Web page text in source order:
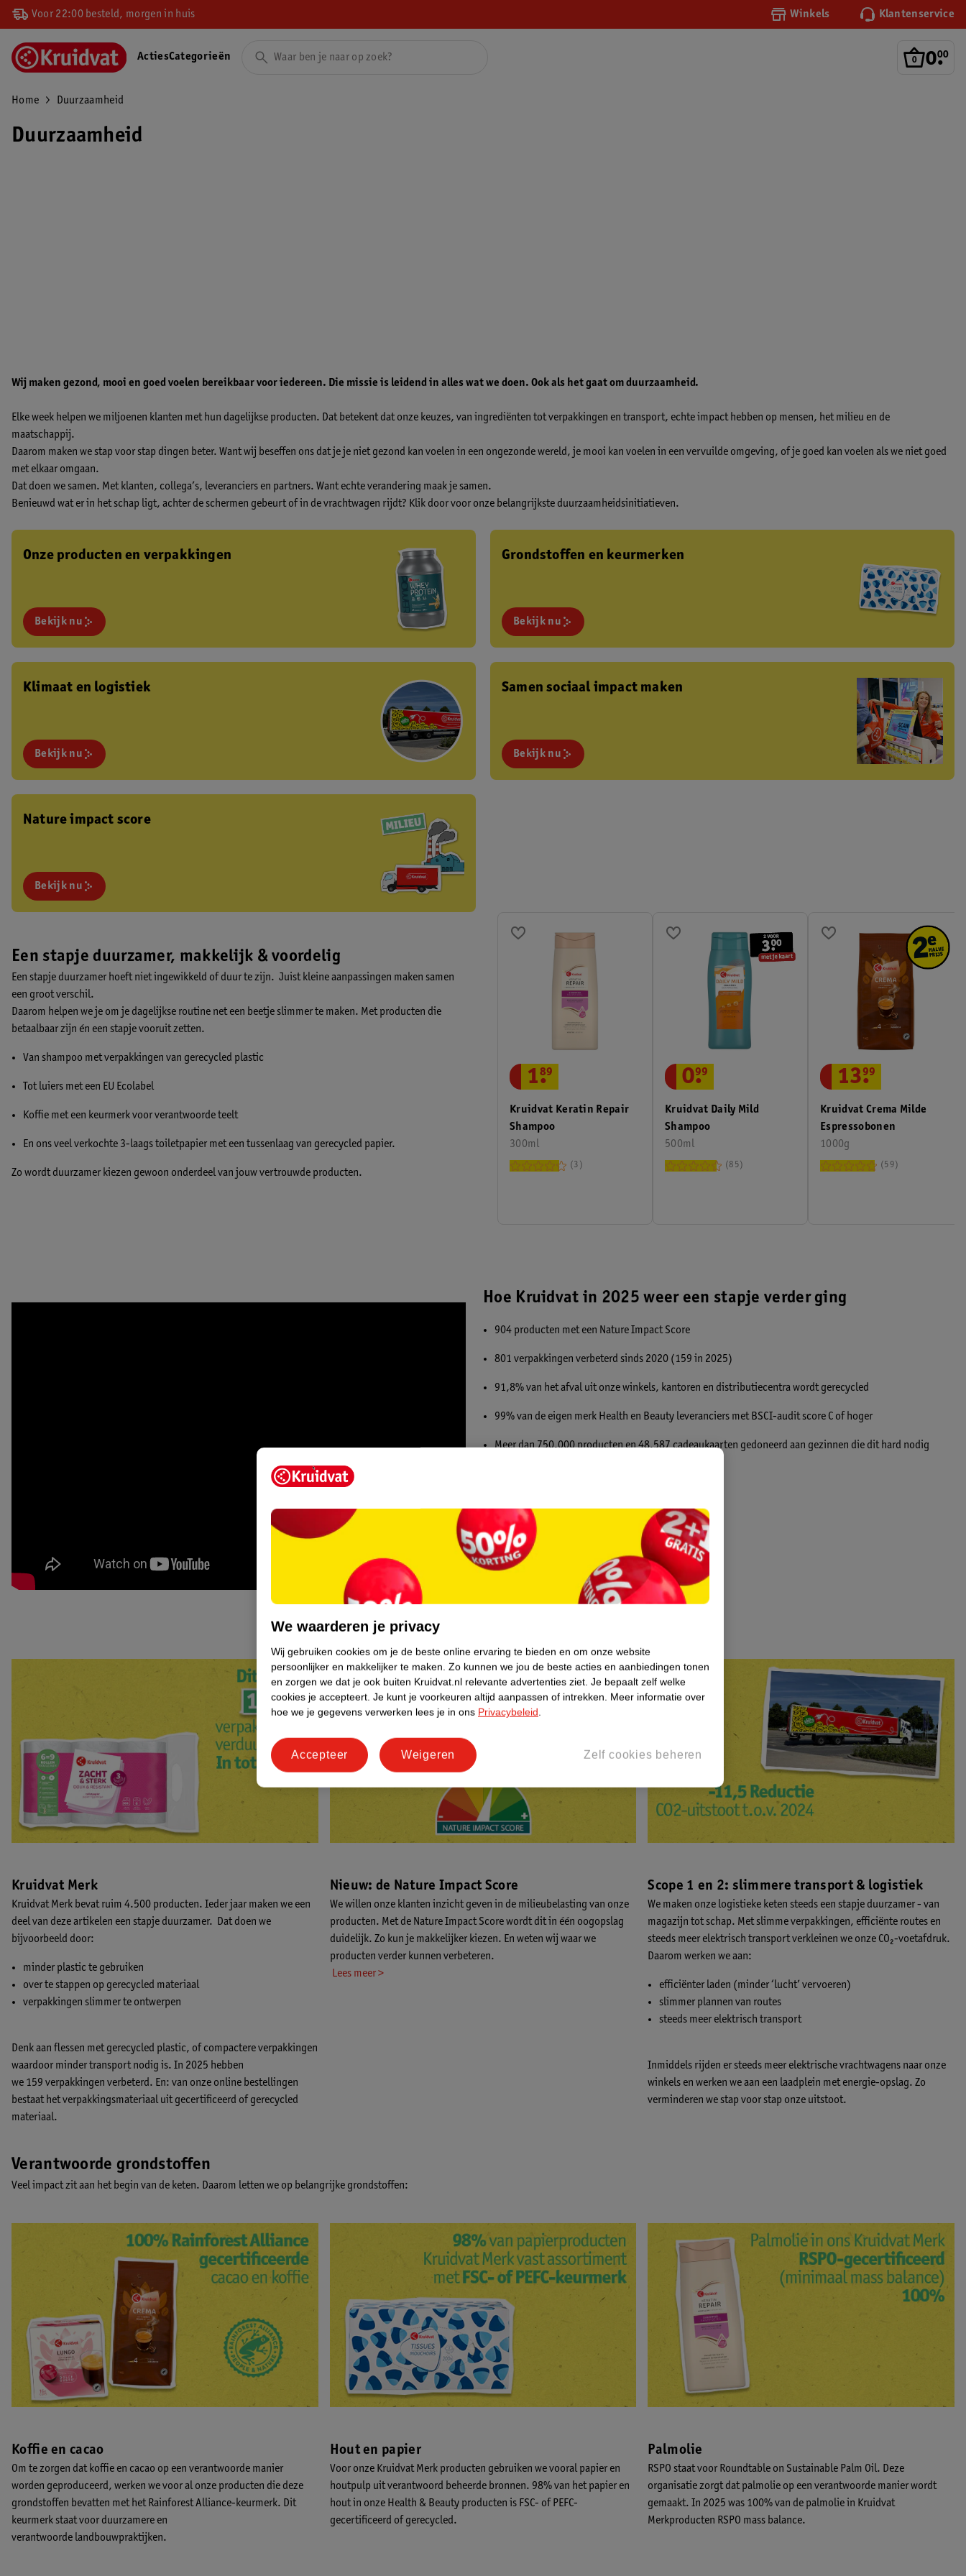
Voor 22:00 besteld, morgen in huis Winkels Klantenservice
0.
00
ActiesCategorieën
Home Duurzaamheid
Duurzaamheid
Wij maken gezond, mooi en goed voelen bereikbaar voor iedereen. Die missie is leidend in alles wat we doen. Ook als het gaat om duurzaamheid.
Elke week helpen we miljoenen klanten met hun dagelijkse producten. Dat betekent dat onze keuzes, van ingrediënten tot verpakkingen en transport, echte impact hebben op mensen, het milieu en de
maatschappij.
Daarom maken we stap voor stap dingen beter. Want wij beseffen ons dat je je niet gezond kan voelen in een ongezonde wereld, je mooi kan voelen in een vervuilde omgeving, of je goed kan voelen als we niet goed
met elkaar omgaan.
Dat doen we samen. Met klanten, collega’s, leveranciers en partners. Want echte verandering maak je samen.
Benieuwd wat er in het schap ligt, achter de schermen gebeurt of in de vrachtwagen rijdt? Klik door voor onze belangrijkste duurzaamheidsinitiatieven.
Onze producten en verpakkingen
Bekijk nu
Grondstoffen en keurmerken
Bekijk nu
Klimaat en logistiek
Bekijk nu
Samen sociaal impact maken
Bekijk nu
Nature impact score
Bekijk nu
Een stapje duurzamer, makkelijk & voordelig
Een stapje duurzamer hoeft niet ingewikkeld of duur te zijn. Juist kleine aanpassingen maken samen
een groot verschil.
Daarom helpen we je om je dagelijkse routine net een beetje slimmer te maken. Met producten die
betaalbaar zijn én een stapje vooruit zetten.
Van shampoo met verpakkingen van gerecycled plastic
Tot luiers met een EU Ecolabel
Koffie met een keurmerk voor verantwoorde teelt
En ons veel verkochte 3-laags toiletpapier met een tussenlaag van gerecycled papier.
Zo wordt duurzamer kiezen gewoon onderdeel van jouw vertrouwde producten.
Kruidvat Keratin Repair
Shampoo
300ml
1.
89
3
Kruidvat Daily Mild
Shampoo
500ml
0.
99
85
Kruidvat Crema Milde
Espressobonen
1000g
13.
99
59
Hoe Kruidvat in 2025 weer een stapje verder ging
904 producten met een Nature Impact Score
801 verpakkingen verbeterd sinds 2020 (159 in 2025)
91,8% van het afval uit onze winkels, kantoren en distributiecentra wordt gerecycled
99% van de eigen merk Health en Beauty leveranciers met BSCI-audit score C of hoger
Meer dan 750.000 producten en 48.587 cadeaukaarten gedoneerd aan gezinnen die dit hard nodig
Kruidvat Merk
Kruidvat Merk bevat ruim 4.500 producten. Ieder jaar maken we een
deel van deze artikelen een stapje duurzamer. Dat doen we
bijvoorbeeld door:
minder plastic te gebruiken
over te stappen op gerecycled materiaal
verpakkingen slimmer te ontwerpen
Denk aan flessen met gerecycled plastic, of compactere verpakkingen
waardoor minder transport nodig is. In 2025 hebben
we 159 verpakkingen verbeterd. En: van onze online bestellingen
bestaat het verpakkingsmateriaal uit gecertificeerd of gerecycled
materiaal.
Nieuw: de Nature Impact Score
We willen onze klanten inzicht geven in de milieubelasting van onze
producten. Met de Nature Impact Score wordt dit in één oogopslag
duidelijk. Zo kun je makkelijker kiezen. En weten wij waar we
producten verder kunnen verbeteren.
Lees meer >
Scope 1 en 2: slimmere transport & logistiek
We maken onze logistieke keten steeds een stapje duurzamer - van
magazijn tot schap. Met slimme verpakkingen, efficiënte routes en
steeds meer elektrisch transport verkleinen we onze CO₂-voetafdruk.
Daarom werken we aan:
efficiënter laden (minder ‘lucht’ vervoeren)
slimmer plannen van routes
steeds meer elektrisch transport
Inmiddels rijden er steeds meer elektrische vrachtwagens naar onze
winkels en werken we aan een laadplein met energie-opslag. Zo
verminderen we stap voor stap onze uitstoot.
Verantwoorde grondstoffen
Veel impact zit aan het begin van de keten. Daarom letten we op belangrijke grondstoffen:
Koffie en cacao
Om te zorgen dat koffie en cacao op een verantwoorde manier
worden geproduceerd, werken we voor al onze producten die deze
grondstoffen bevatten met het Rainforest Alliance-keurmerk. Dit
keurmerk staat voor duurzamere en
verantwoorde landbouwpraktijken.
Hout en papier
Voor onze Kruidvat Merk producten gebruiken we vooral papier en
houtpulp uit verantwoord beheerde bronnen. 98% van het papier en
hout in onze Health & Beauty producten is FSC- of PEFC-
gecertificeerd of gerecycled.
Palmolie
RSPO staat voor Roundtable on Sustainable Palm Oil. Deze
organisatie zorgt dat palmolie op een verantwoorde manier wordt
gemaakt. In 2025 was 100% van de palmolie in Kruidvat
Merkproducten RSPO mass balance.
We waarderen je privacy
Wij gebruiken cookies om je de beste online ervaring te bieden en om onze website
persoonlijker en makkelijker te maken. Zo kunnen we jou de beste acties en aanbiedingen tonen
en zorgen we dat je ook buiten Kruidvat.nl relevante advertenties ziet. Je bepaalt zelf welke
cookies je accepteert. Je kunt je voorkeuren altijd aanpassen of intrekken. Meer informatie over
hoe we je gegevens verwerken lees je in ons Privacybeleid.
Zelf cookies beheren
Weigeren
Accepteer